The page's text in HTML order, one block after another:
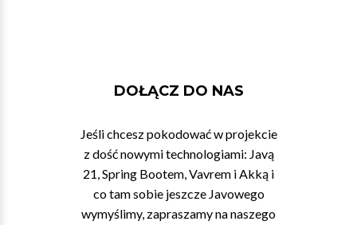
DOŁĄCZ DO NAS
Jeśli chcesz pokodować w projekcie
z dość nowymi technologiami: Javą
21, Spring Bootem, Vavrem i Akką i
co tam sobie jeszcze Javowego
wymyślimy, zapraszamy na naszego